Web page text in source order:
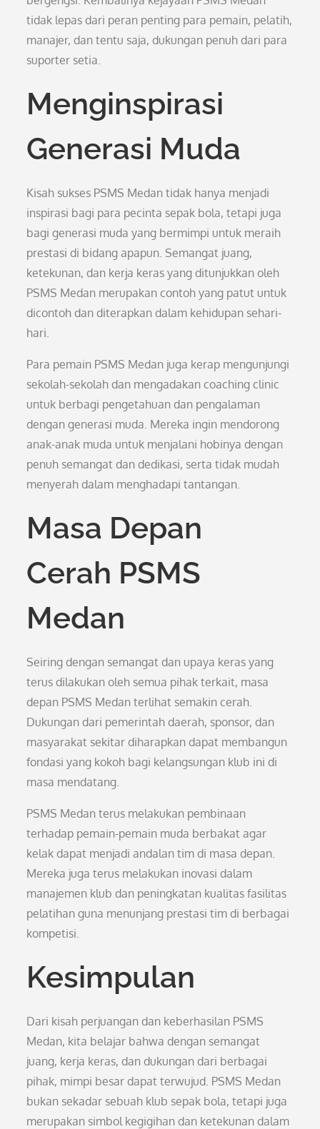
tidak lepas dari peran penting para pemain, pelatih,
manajer, dan tentu saja, dukungan penuh dari para
suporter setia.
Menginspirasi
Generasi Muda
Kisah sukses PSMS Medan tidak hanya menjadi
inspirasi bagi para pecinta sepak bola, tetapi juga
bagi generasi muda yang bermimpi untuk meraih
prestasi di bidang apapun. Semangat juang,
ketekunan, dan kerja keras yang ditunjukkan oleh
PSMS Medan merupakan contoh yang patut untuk
dicontoh dan diterapkan dalam kehidupan sehari-
hari.
Para pemain PSMS Medan juga kerap mengunjungi
sekolah-sekolah dan mengadakan coaching clinic
untuk berbagi pengetahuan dan pengalaman
dengan generasi muda. Mereka ingin mendorong
anak-anak muda untuk menjalani hobinya dengan
penuh semangat dan dedikasi, serta tidak mudah
menyerah dalam menghadapi tantangan.
Masa Depan
Cerah PSMS
Medan
Seiring dengan semangat dan upaya keras yang
terus dilakukan oleh semua pihak terkait, masa
depan PSMS Medan terlihat semakin cerah.
Dukungan dari pemerintah daerah, sponsor, dan
masyarakat sekitar diharapkan dapat membangun
fondasi yang kokoh bagi kelangsungan klub ini di
masa mendatang.
PSMS Medan terus melakukan pembinaan
terhadap pemain-pemain muda berbakat agar
kelak dapat menjadi andalan tim di masa depan.
Mereka juga terus melakukan inovasi dalam
manajemen klub dan peningkatan kualitas fasilitas
pelatihan guna menunjang prestasi tim di berbagai
kompetisi.
Kesimpulan
Dari kisah perjuangan dan keberhasilan PSMS
Medan, kita belajar bahwa dengan semangat
juang, kerja keras, dan dukungan dari berbagai
pihak, mimpi besar dapat terwujud. PSMS Medan
bukan sekadar sebuah klub sepak bola, tetapi juga
merupakan simbol kegigihan dan ketekunan dalam